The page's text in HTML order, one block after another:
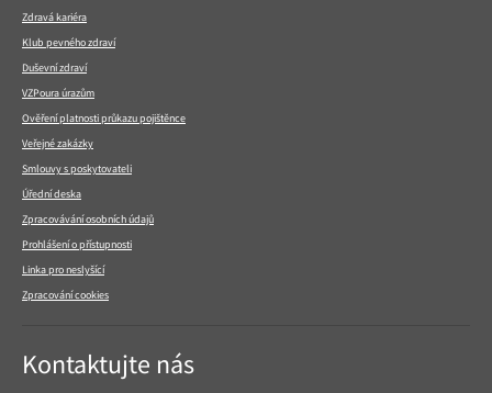
Zdravá kariéra
Klub pevného zdraví
Duševní zdraví
VZPoura úrazům
Ověření platnosti průkazu pojištěnce
Veřejné zakázky
Smlouvy s poskytovateli
Úřední deska
Zpracovávání osobních údajů
Prohlášení o přístupnosti
Linka pro neslyšící
Zpracování cookies
Kontaktujte nás